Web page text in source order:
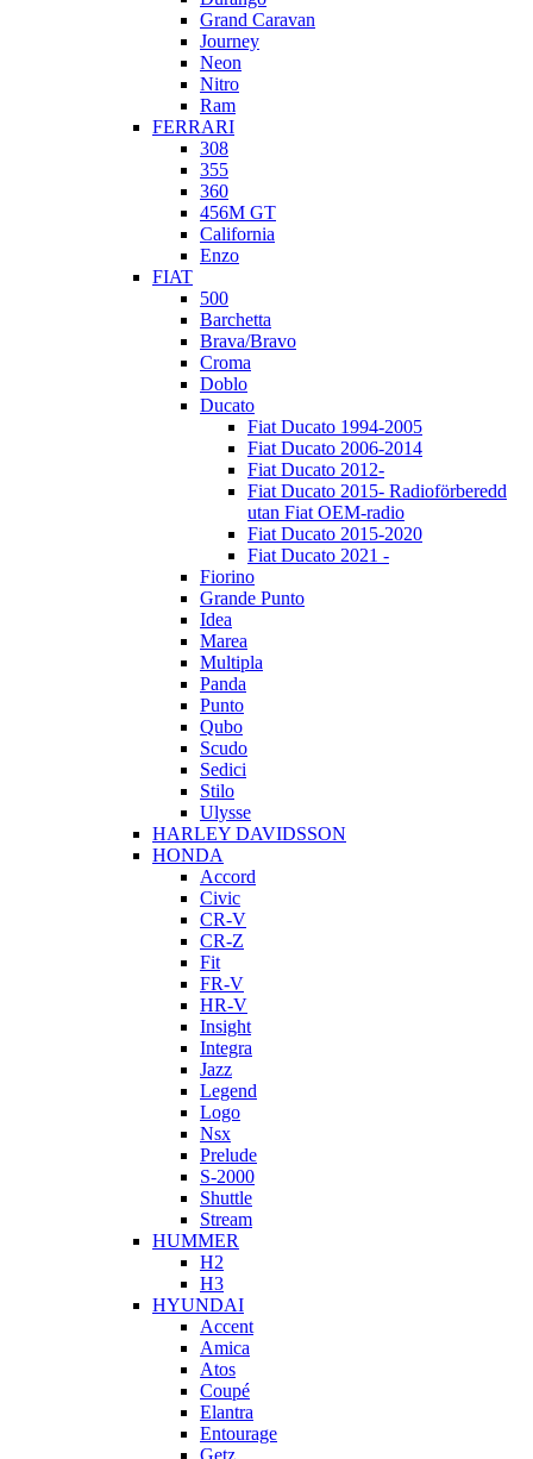
Grand Caravan
Journey
Neon
Nitro
Ram
FERRARI
308
355
360
456M GT
California
Enzo
FIAT
500
Barchetta
Brava/Bravo
Croma
Doblo
Ducato
Fiat Ducato 1994-2005
Fiat Ducato 2006-2014
Fiat Ducato 2012-
Fiat Ducato 2015- Radioförberedd
utan Fiat OEM-radio
Fiat Ducato 2015-2020
Fiat Ducato 2021 -
Fiorino
Grande Punto
Idea
Marea
Multipla
Panda
Punto
Qubo
Scudo
Sedici
Stilo
Ulysse
HARLEY DAVIDSSON
HONDA
Accord
Civic
CR-V
CR-Z
Fit
FR-V
HR-V
Insight
Integra
Jazz
Legend
Logo
Nsx
Prelude
S-2000
Shuttle
Stream
HUMMER
H2
H3
HYUNDAI
Accent
Amica
Atos
Coupé
Elantra
Entourage
Getz